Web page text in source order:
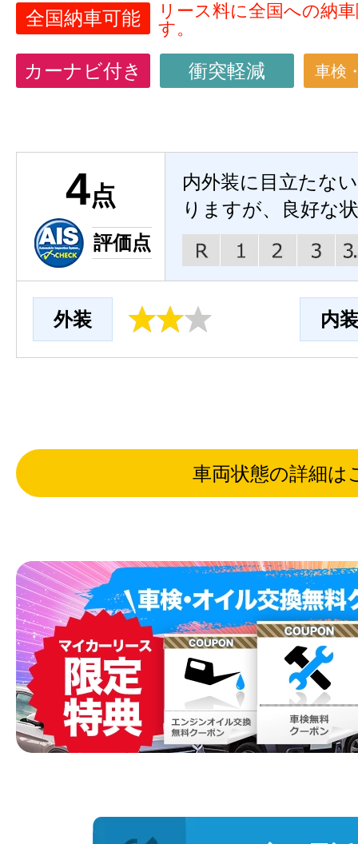
全国納車可能
リース料に全国への納
す。
カーナビ付き 衝突軽減 車検
4点
評価点
内外装に目立たな
りますが、良好な
外装 内装
車両状態の詳細は